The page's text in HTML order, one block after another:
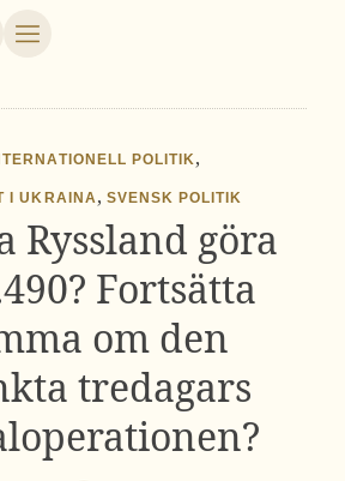
POLITIK,
I UKRAINA, SVENSK POLITIK
Ryssland göra
Fortsätta
om den
tredagars